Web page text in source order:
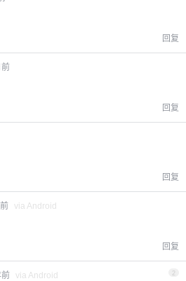
回复
回复
回复
via Android
回复
via Android 2